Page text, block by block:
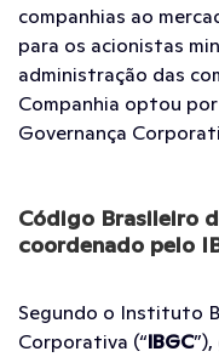
companhias ao
para os acionistas
administração das
Companhia optou
Governança
Código Brasileiro
coordenado pelo
Segundo o Instituto
Corporativa (“IBGC